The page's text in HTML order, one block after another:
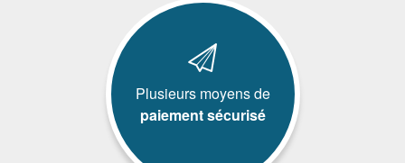
Plusieurs moyens de
paiement sécurisé